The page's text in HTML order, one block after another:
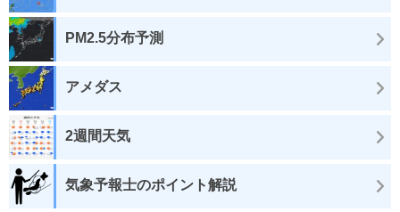
PM2.5分布予測
アメダス
2週間天気
気象予報士のポイント解説